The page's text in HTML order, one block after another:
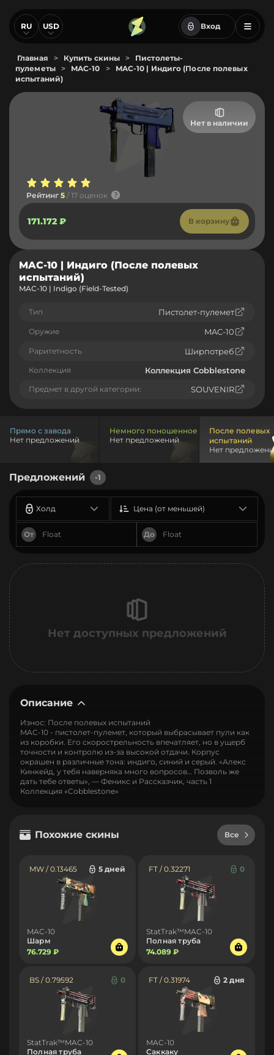
RU USD Вход
Главная > Купить скины >
Пистолеты-
пулеметы
> MAC-10 >
MAC-10 | Индиго (После полевых
испытаний)
Нет в наличии
Рейтинг 5 / 17 оценок
171.172 ₽ В корзину
MAC-10 | Индиго (После полевых
испытаний)
MAC-10 | Indigo (Field-Tested)
Тип Пистолет-пулемет
Оружие MAC-10
Раритетность Ширпотреб
Коллекция Коллекция Cobblestone
Предмет в другой категории: SOUVENIR
Прямо с завода
Нет предложений
Немного поношенное
Нет предложений
После полевых
испытаний
Нет
Предложений -1
Холд
От До
Цена (от меньшей)
Нет доступных предложений
Описание
Износ: После полевых испытаний
MAC-10 - пистолет-пулемет, который выбрасывает пули как
из коробки. Его скорострельность впечатляет, но в ущерб
точности и контролю из-за высокой отдачи. Корпус
окрашен в различные тона: индиго, синий и серый. «Алекс
Кинкейд, у тебя наверняка много вопросов… Позволь же
дать тебе ответы», — Феникс и Рассказчик, часть 1
Коллекция «Cobblestone»
Похожие скины Все
MW / 0.13465 5 дней
MAC-10
Шарм
76.729 ₽
FT / 0.32271 0
StatTrak™MAC-10
Полная труба
74.089 ₽
BS / 0.79592 0
StatTrak™MAC-10
Полная труба
FT / 0.31974 2 дня
MAC-10
Саккаку